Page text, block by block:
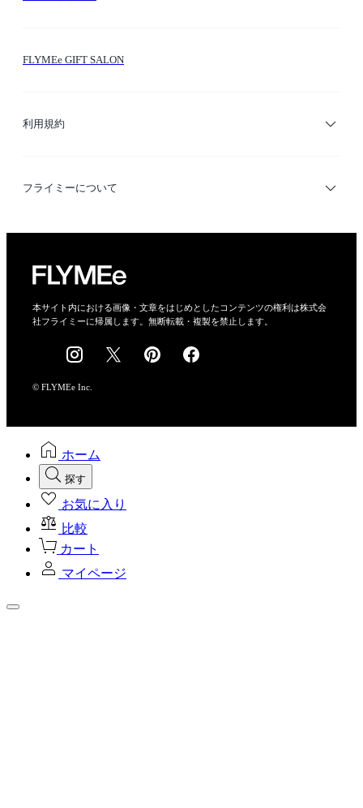
FLYMEe GIFT SALON
利用規約
利用規約
フライミーについて
会社概要
採用情報
本サイト内における画像・文章をはじめとしたコンテンツの権利は株式会
社フライミーに帰属します。無断転載・複製を禁止します。
© FLYMEe Inc.
ホーム
探す
お気に入り
比較
カート
マイページ